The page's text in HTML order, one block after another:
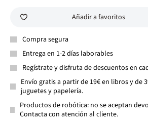
Añadir a favoritos
Compra segura
Entrega en 1-2 días laborables
Regístrate y disfruta de descuentos en
Envío gratis a partir de 19€ en libros y de
juguetes y papelería.
Productos de robótica: no se aceptan
Contacta con atención al cliente.